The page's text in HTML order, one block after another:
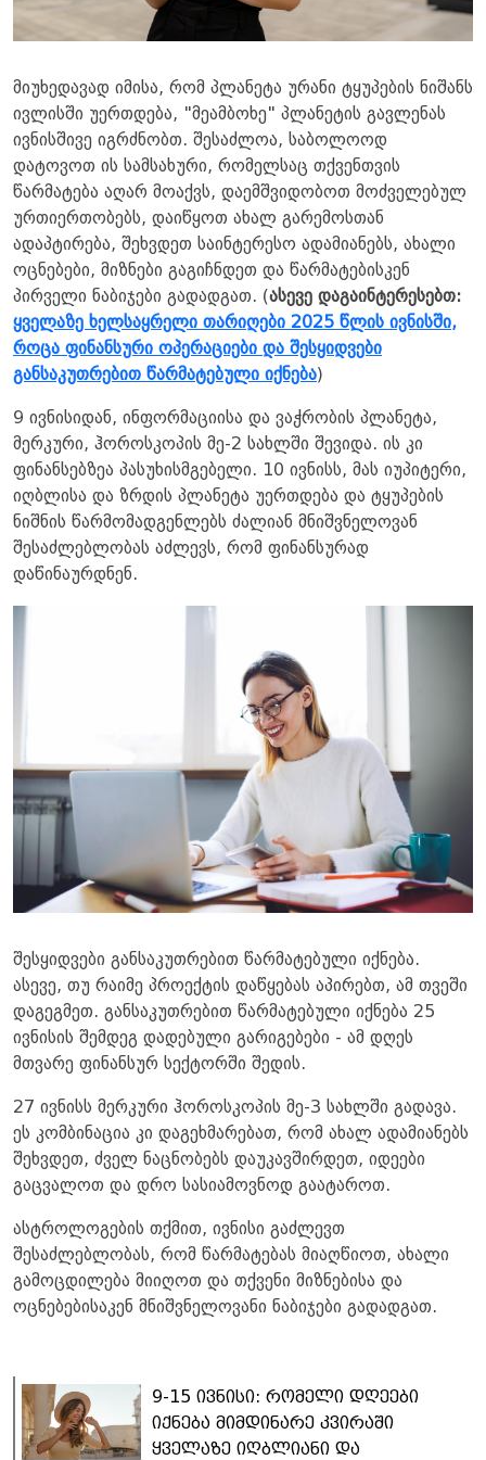
მიუხედავად იმისა, რომ პლანეტა ურანი ტყუპების ნიშანს
ივლისში უერთდება, "მეამბოხე" პლანეტის გავლენას
ივნისშივე იგრძნობთ. შესაძლოა, საბოლოოდ
დატოვოთ ის სამსახური, რომელსაც თქვენთვის
წარმატება აღარ მოაქვს, დაემშვიდობოთ მოძველებულ
ურთიერთობებს, დაიწყოთ ახალ გარემოსთან
ადაპტირება, შეხვდეთ საინტერესო ადამიანებს, ახალი
ოცნებები, მიზნები გაგიჩნდეთ და წარმატებისკენ
პირველი ნაბიჯები გადადგათ. (ასევე დაგაინტერესებთ:
ყველაზე ხელსაყრელი თარიღები 2025 წლის ივნისში,
როცა ფინანსური ოპერაციები და შესყიდვები
განსაკუთრებით წარმატებული იქნება)
9 ივნისიდან, ინფორმაციისა და ვაჭრობის პლანეტა,
მერკური, ჰოროსკოპის მე-2 სახლში შევიდა. ის კი
ფინანსებზეა პასუხისმგებელი. 10 ივნისს, მას იუპიტერი,
იღბლისა და ზრდის პლანეტა უერთდება და ტყუპების
ნიშნის წარმომადგენლებს ძალიან მნიშვნელოვან
შესაძლებლობას აძლევს, რომ ფინანსურად
დაწინაურდნენ.
შესყიდვები განსაკუთრებით წარმატებული იქნება.
ასევე, თუ რაიმე პროექტის დაწყებას აპირებთ, ამ თვეში
დაგეგმეთ. განსაკუთრებით წარმატებული იქნება 25
ივნისის შემდეგ დადებული გარიგებები - ამ დღეს
მთვარე ფინანსურ სექტორში შედის.
27 ივნისს მერკური ჰოროსკოპის მე-3 სახლში გადავა.
ეს კომბინაცია კი დაგეხმარებათ, რომ ახალ ადამიანებს
შეხვდეთ, ძველ ნაცნობებს დაუკავშირდეთ, იდეები
გაცვალოთ და დრო სასიამოვნოდ გაატაროთ.
ასტროლოგების თქმით, ივნისი გაძლევთ
შესაძლებლობას, რომ წარმატებას მიაღწიოთ, ახალი
გამოცდილება მიიღოთ და თქვენი მიზნებისა და
ოცნებებისაკენ მნიშვნელოვანი ნაბიჯები გადადგათ.
9-15 ივნისი: რომელი დღეები
იქნება მიმდინარე კვირაში
ყველაზე იღბლიანი და